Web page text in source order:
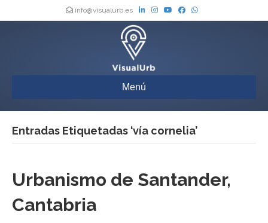
info@visualurb.es
Menú
Entradas Etiquetadas ‘vía cornelia’
Urbanismo de Santander,
Cantabria